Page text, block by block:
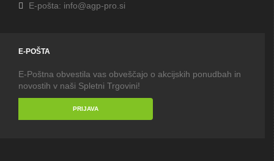
E-pošta: info@agp-pro.si
E-POŠTA
E-Poštna obvestila vas obveščajo o akcijskih ponudbah in
novostih v naši Spletni Trgovini!
PRIJAVA